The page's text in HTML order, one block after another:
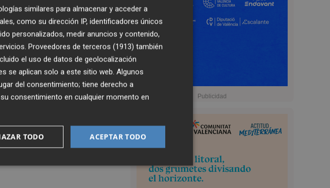
similares para almacenar y acceder a
como su dirección IP, identificadores únicos
personalizados, medir anuncios y contenido,
Proveedores de terceros (1913) también
el uso de datos de geolocalización
se aplican solo a este sitio web. Algunos
del consentimiento; tiene derecho a
consentimiento en cualquier momento en
ACEPTAR TODO
TODO